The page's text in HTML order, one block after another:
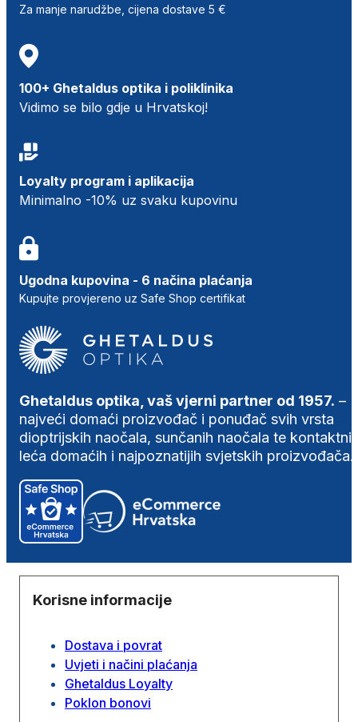
Za manje narudžbe, cijena dostave 5 €
100+ Ghetaldus optika i poliklinika
Vidimo se bilo gdje u Hrvatskoj!
Loyalty program i aplikacija
Minimalno -10% uz svaku kupovinu
Ugodna kupovina - 6 načina plaćanja
Kupujte provjereno uz Safe Shop certifikat
Ghetaldus optika, vaš vjerni partner od 1957. –
najveći domaći proizvođač i ponuđač svih vrsta
dioptrijskih naočala, sunčanih naočala te
leća domaćih i najpoznatijih svjetskih proizvođača.
Korisne informacije
Dostava i povrat
Uvjeti i načini plaćanja
Ghetaldus Loyalty
Poklon bonovi